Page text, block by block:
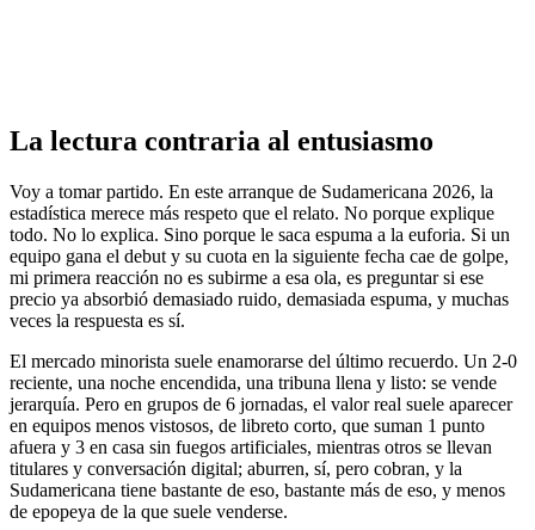
La lectura contraria al entusiasmo
Voy a tomar partido. En este arranque de Sudamericana 2026, la
estadística merece más respeto que el relato. No porque explique
todo. No lo explica. Sino porque le saca espuma a la euforia. Si un
equipo gana el debut y su cuota en la siguiente fecha cae de golpe,
mi primera reacción no es subirme a esa ola, es preguntar si ese
precio ya absorbió demasiado ruido, demasiada espuma, y muchas
veces la respuesta es sí.
El mercado minorista suele enamorarse del último recuerdo. Un 2-0
reciente, una noche encendida, una tribuna llena y listo: se vende
jerarquía. Pero en grupos de 6 jornadas, el valor real suele aparecer
en equipos menos vistosos, de libreto corto, que suman 1 punto
afuera y 3 en casa sin fuegos artificiales, mientras otros se llevan
titulares y conversación digital; aburren, sí, pero cobran, y la
Sudamericana tiene bastante de eso, bastante más de eso, y menos
de epopeya de la que suele venderse.